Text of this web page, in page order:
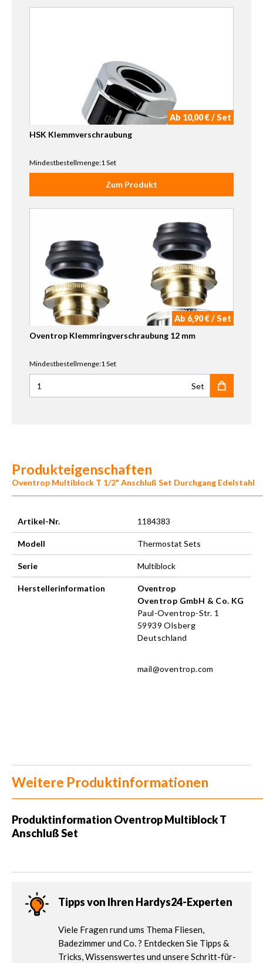
Ab 10,00 € / Set
HSK Klemmverschraubung
Mindestbestellmenge:1 Set
Zum Produkt
Ab 6,90 € / Set
Oventrop Klemmringverschraubung 12 mm
Mindestbestellmenge:1 Set
Anzahl für Oventrop Klemmringverschraubung 12 mm
Set
Produkteigenschaften
Oventrop Multiblock T 1/2" Anschluß Set Durchgang Edelstahl
Artikel-Nr. 1184383
Modell Thermostat Sets
Serie Multiblock
Herstellerinformation
Oventrop
Oventrop GmbH & Co. KG
Paul-Oventrop-Str. 1
59939 Olsberg
Deutschland
mail@oventrop.com
Weitere Produktinformationen
Produktinformation Oventrop Multiblock T
Anschluß Set
Tipps von Ihren Hardys24-Experten
Viele Fragen rund ums Thema Fliesen,
Badezimmer und Co. ? Entdecken Sie Tipps &
Tricks, Wissenswertes und unsere Schritt-für-